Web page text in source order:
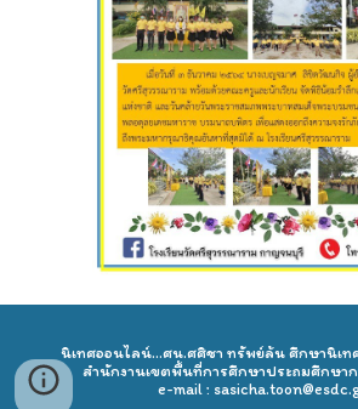
นิเทศออนไลน์...ศน.ศศิชา ทรัพย์ล้น ศึกษานิเ
สำนักงานเขตพื้นที่การศึกษาประถมศึกษา
e-mail :